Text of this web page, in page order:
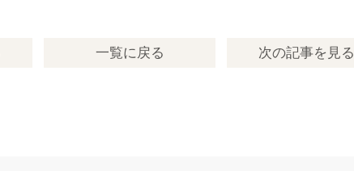
一覧に戻る 次の記事を見る